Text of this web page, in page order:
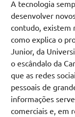
A tecnologia
desenvolver
contudo, existem
como explica o
Junior, da
o escândalo da
que as redes
pessoais de
informações
comerciais e, em